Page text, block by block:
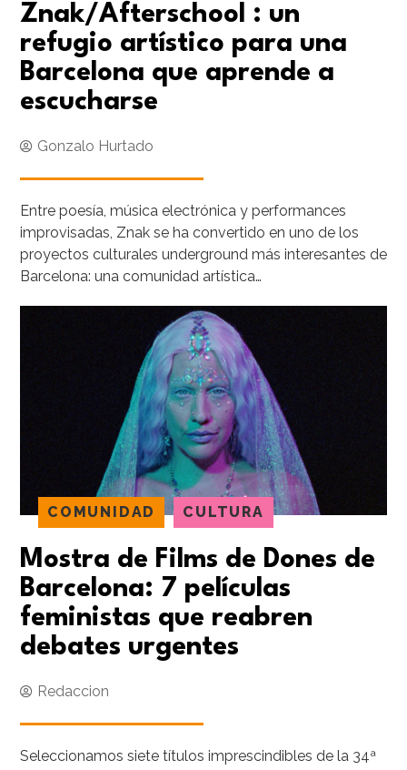
Znak/Afterschool : un
refugio artístico para una
Barcelona que aprende a
escucharse
Gonzalo Hurtado
Entre poesía, música electrónica y performances
improvisadas, Znak se ha convertido en uno de los
proyectos culturales underground más interesantes de
Barcelona: una comunidad artística…
COMUNIDAD CULTURA
Mostra de Films de Dones de
Barcelona: 7 películas
feministas que reabren
debates urgentes
Redaccion
Seleccionamos siete títulos imprescindibles de la 34ª